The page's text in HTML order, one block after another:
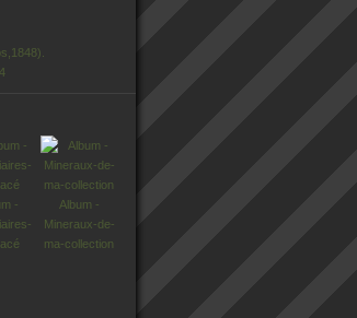
-
Album -
Mineraux-de-
ma-collection